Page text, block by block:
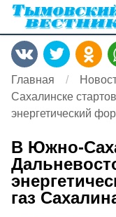
Главная
Сахалинске
энергетический
В Южно-
газ